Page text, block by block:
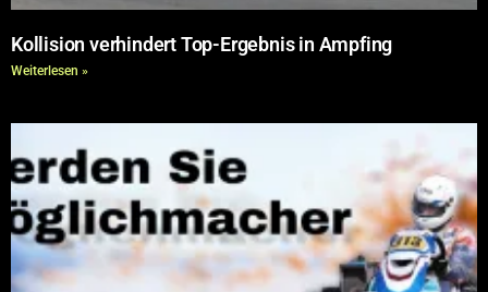
Kollision verhindert Top-Ergebnis in Ampfing
Weiterlesen »